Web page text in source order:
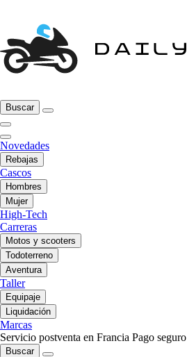
Buscar
Novedades
Rebajas
Cascos
Hombres
Mujer
High-Tech
Carreras
Motos y scooters
Todoterreno
Aventura
Taller
Equipaje
Liquidación
Marcas
Servicio postventa en Francia Pago seguro
Buscar